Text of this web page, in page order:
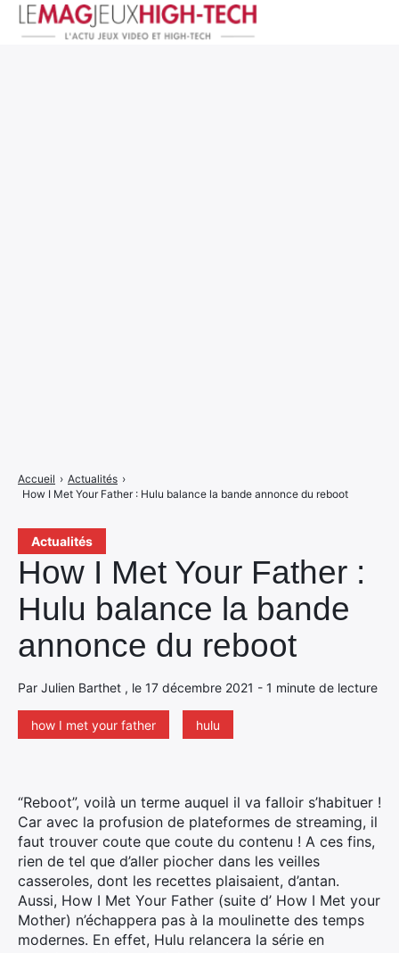
Actualités
How I Met Your Father :
Hulu balance la bande
annonce du reboot
Par Julien Barthet , le 17 décembre 2021 - 1 minute de lecture
how I met your father hulu
Accueil › Actualités ›
How I Met Your Father : Hulu balance la bande annonce du reboot
“Reboot”, voilà un terme auquel il va falloir s’habituer !
Car avec la profusion de plateformes de streaming, il
faut trouver coute que coute du contenu ! A ces fins,
rien de tel que d’aller piocher dans les veilles
casseroles, dont les recettes plaisaient, d’antan.
Aussi, How I Met Your Father (suite d’ How I Met your
Mother) n’échappera pas à la moulinette des temps
modernes. En effet, Hulu relancera la série en